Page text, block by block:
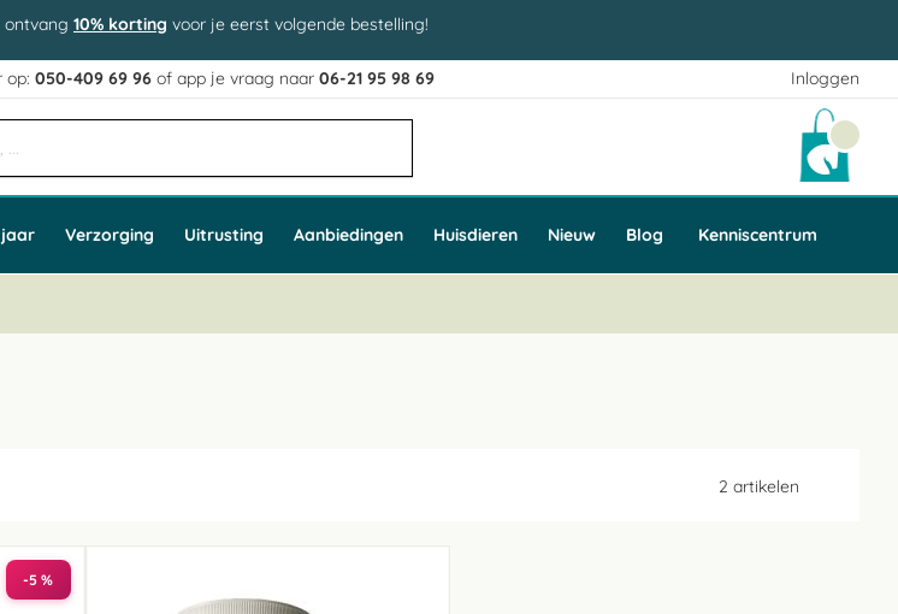
ontvang 10% korting voor je eerst volgende bestelling!
Inloggen
op:050-409 69 96 of app je vraag naar06-21 95 98 69
Verzorging Uitrusting Aanbiedingen Huisdieren Nieuw Blog Kenniscentrum
2 artikelen
-5 %